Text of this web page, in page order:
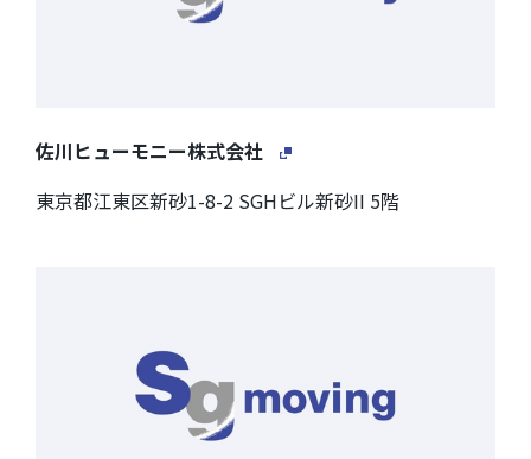
佐川ヒューモニー株式会社
東京都江東区新砂1-8-2 SGHビル新砂II 5階